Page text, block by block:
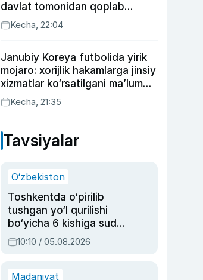
davlat tomonidan qoplab
berilishi mumkin
Kecha, 22:04
Janubiy Koreya futbolida yirik
mojaro: xorijlik hakamlarga jinsiy
xizmatlar ko‘rsatilgani ma’lum
qilindi
Kecha, 21:35
Tavsiyalar
O‘zbekiston
Toshkentda o‘pirilib
tushgan yo‘l qurilishi
bo‘yicha 6 kishiga sud
hukmi o‘qildi
10:10 / 05.08.2026
Madaniyat